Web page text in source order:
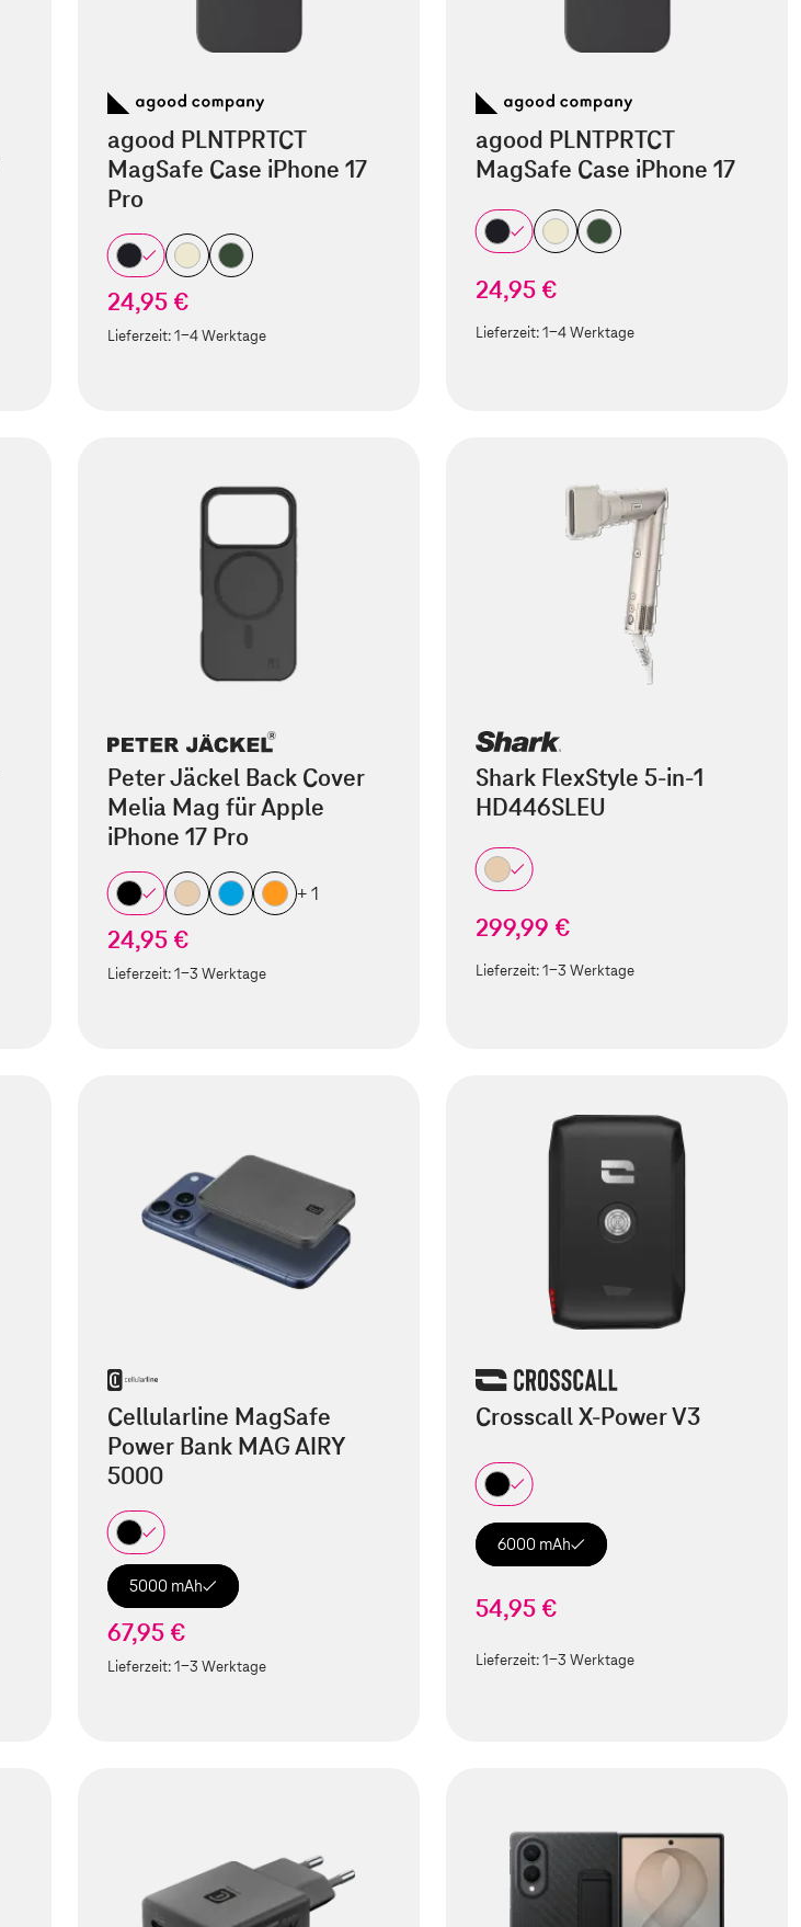
agood PLNTPRTCT
MagSafe Case iPhone 17
Pro
24,95 €
Lieferzeit:1-4 Werktage
agood PLNTPRTCT
MagSafe Case iPhone 17
24,95 €
Lieferzeit:1-4 Werktage
Peter Jäckel Back Cover
Melia Mag für Apple
iPhone 17 Pro
+ 1
24,95 €
Lieferzeit:1-3 Werktage
Shark FlexStyle 5-in-1
HD446SLEU
299,99 €
Lieferzeit:1-3 Werktage
Cellularline MagSafe
Power Bank MAG AIRY
5000
5000 mAh
67,95 €
Lieferzeit:1-3 Werktage
Crosscall X-Power V3
6000 mAh
54,95 €
Lieferzeit:1-3 Werktage